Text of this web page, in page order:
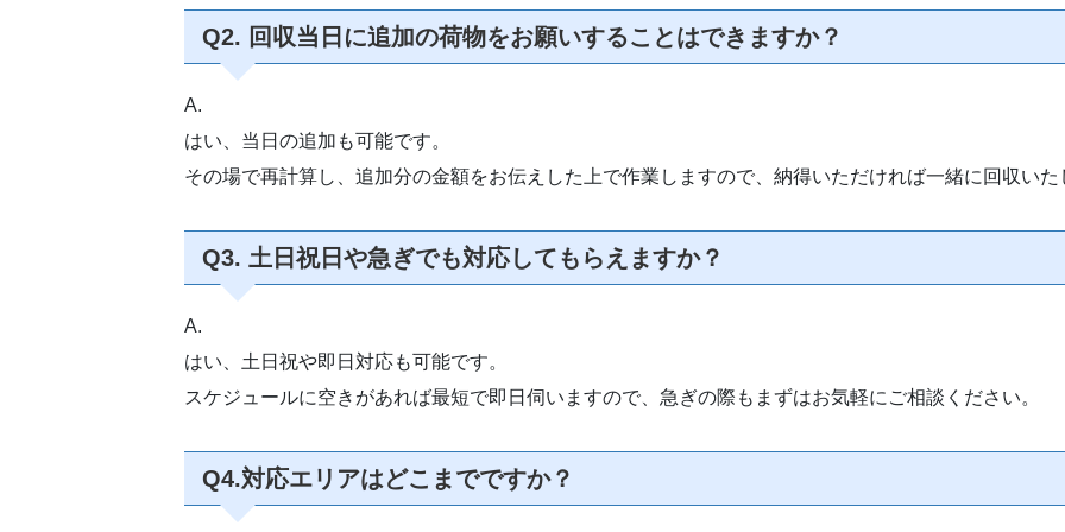
Q2. 回収当日に追加の荷物をお願いすることはできますか？
A.
はい、当日の追加も可能です。
その場で再計算し、追加分の金額をお伝えした上で作業しますので、納得いただければ一緒に回収いた
Q3. 土日祝日や急ぎでも対応してもらえますか？
A.
はい、土日祝や即日対応も可能です。
スケジュールに空きがあれば最短で即日伺いますので、急ぎの際もまずはお気軽にご相談ください。
Q4.対応エリアはどこまでですか？